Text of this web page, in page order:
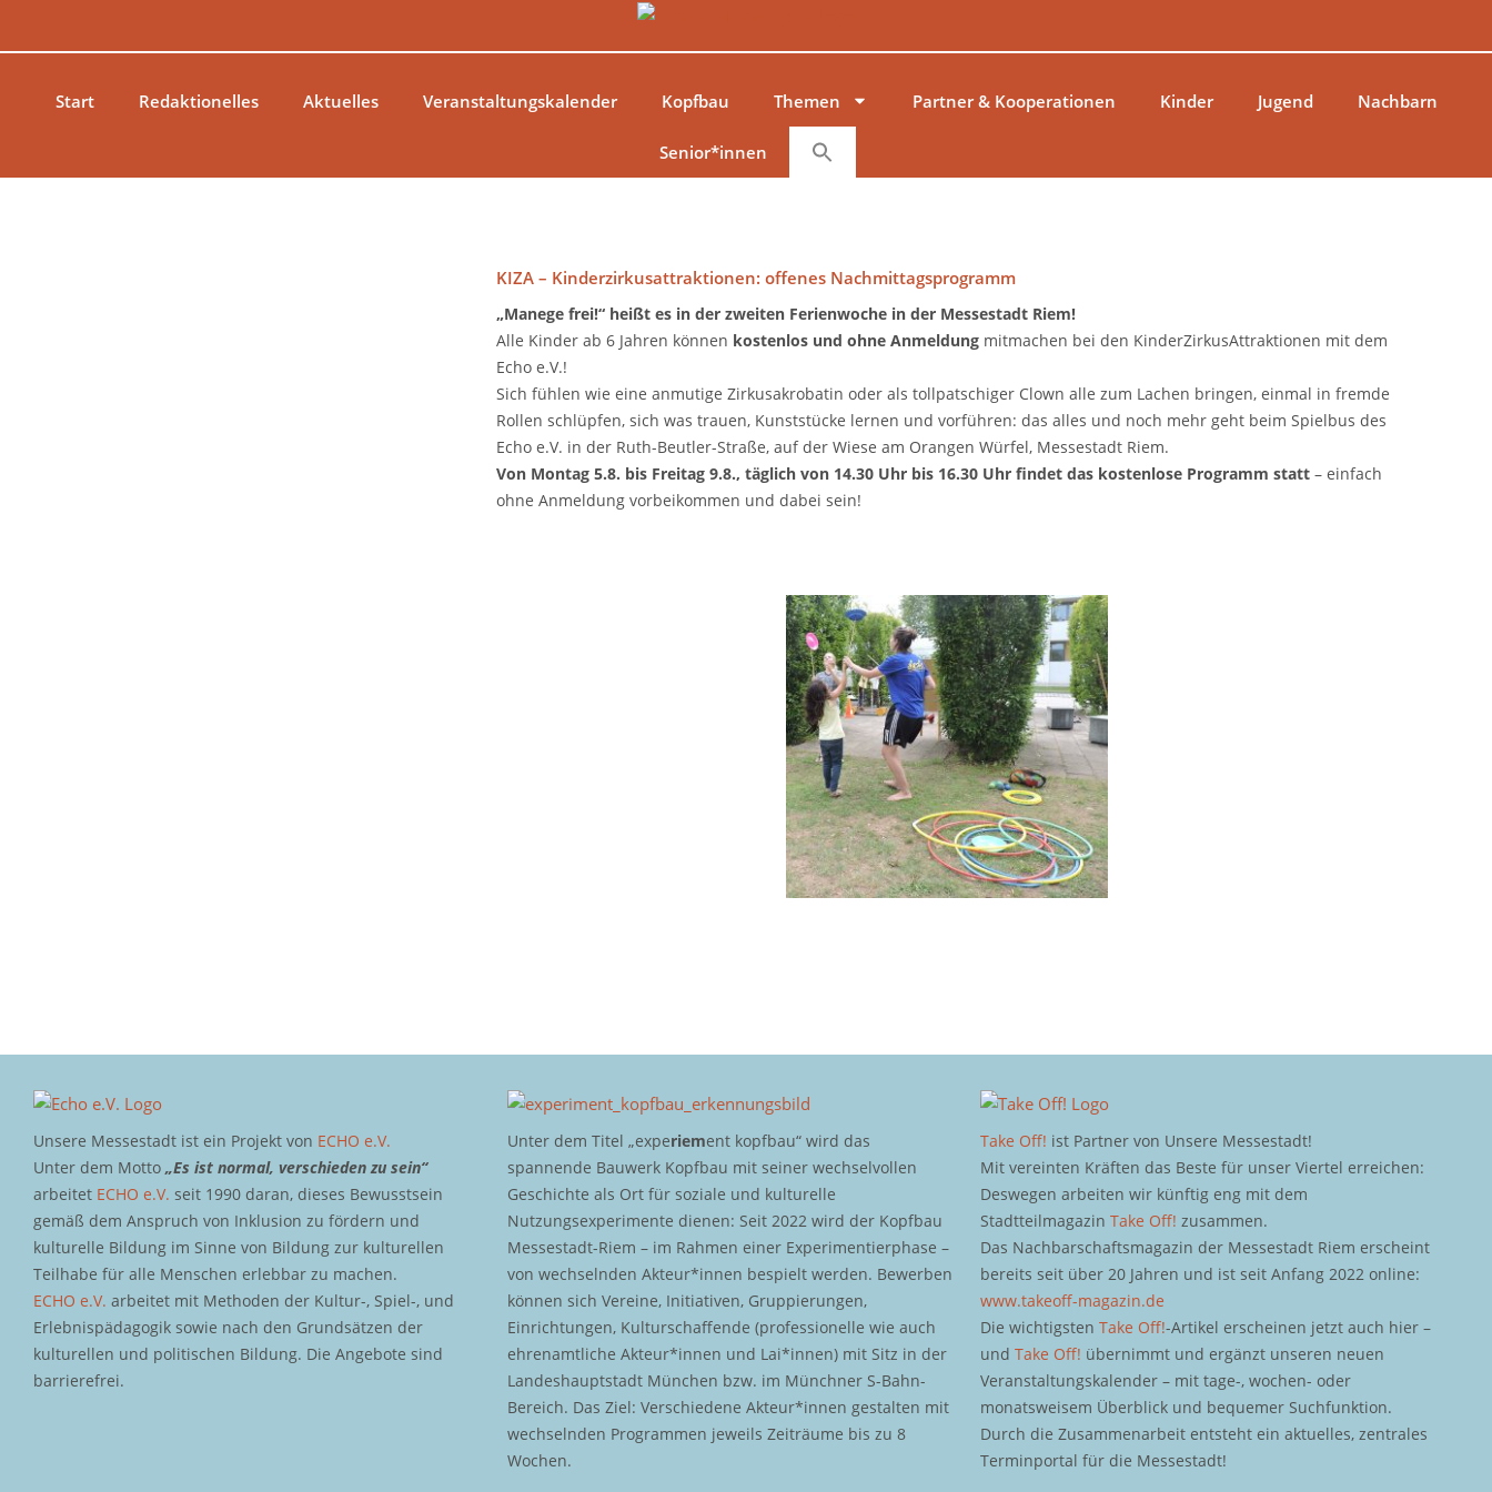
Start
Redaktionelles Aktuelles Veranstaltungskalender Kopfbau Themen Partner & Kooperationen Kinder Jugend Nachbarn
Senior*innen
KIZA – Kinderzirkusattraktionen: offenes Nachmittagsprogramm
„Manege frei!“ heißt es in der zweiten Ferienwoche in der Messestadt Riem!
Alle Kinder ab 6 Jahren können kostenlos und ohne Anmeldungmitmachen bei den KinderZirkusAttraktionen mit dem
Echo e.V.!
Sich fühlen wie eine anmutige Zirkusakrobatin oder als tollpatschiger Clown alle zum Lachen bringen, einmal in fremde
Rollen schlüpfen, sich was trauen, Kunststücke lernen und vorführen: das alles und noch mehr geht beim Spielbus des
Echo e.V. in der Ruth-Beutler-Straße, auf der Wiese am Orangen Würfel, Messestadt Riem.
Von Montag 5.8. bis Freitag 9.8., täglich von 14.30 Uhr bis 16.30 Uhr findet das kostenlose Programm statt– einfach
ohne Anmeldung vorbeikommen und dabei sein!
Unsere Messestadt ist ein Projekt von ECHO e.V.
Unter dem Motto „Es ist normal, verschieden zu sein“
arbeitet ECHO e.V. seit 1990 daran, dieses Bewusstsein
gemäß dem Anspruch von Inklusion zu fördern und
kulturelle Bildung im Sinne von Bildung zur kulturellen
Teilhabe für alle Menschen erlebbar zu machen.
ECHO e.V. arbeitet mit Methoden der Kultur-, Spiel-, und
Erlebnispädagogik sowie nach den Grundsätzen der
kulturellen und politischen Bildung. Die Angebote sind
barrierefrei.
Unter dem Titel „experiement kopfbau“ wird das
spannende Bauwerk Kopfbau mit seiner wechselvollen
Geschichte als Ort für soziale und kulturelle
Nutzungsexperimente dienen: Seit 2022 wird der Kopfbau
Messestadt-Riem – im Rahmen einer Experimentierphase –
von wechselnden Akteur*innen bespielt werden. Bewerben
können sich Vereine, Initiativen, Gruppierungen,
Einrichtungen, Kulturschaffende (professionelle wie auch
ehrenamtliche Akteur*innen und Lai*innen) mit Sitz in der
Landeshauptstadt München bzw. im Münchner S-Bahn-
Bereich. Das Ziel: Verschiedene Akteur*innen gestalten mit
wechselnden Programmen jeweils Zeiträume bis zu 8
Wochen.
Take Off! ist Partner von Unsere Messestadt!
Mit vereinten Kräften das Beste für unser Viertel erreichen:
Deswegen arbeiten wir künftig eng mit dem
StadtteilmagazinTake Off! zusammen.
Das Nachbarschaftsmagazin der Messestadt Riem erscheint
bereits seit über 20 Jahren und ist seit Anfang 2022 online:
www.takeoff-magazin.de
Die wichtigstenTake Off!-Artikel erscheinen jetzt auch hier –
undTake Off! übernimmt und ergänzt unseren neuen
Veranstaltungskalender – mit tage-, wochen- oder
monatsweisem Überblick und bequemer Suchfunktion.
Durch die Zusammenarbeit entsteht ein aktuelles, zentrales
Terminportal für die Messestadt!